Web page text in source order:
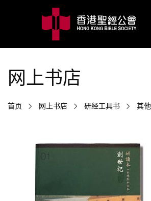
网上书店
首页 网上书店 研经工具书 其他